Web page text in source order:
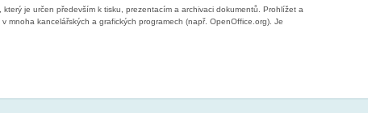
je určen především k tisku, prezentacím a archivaci dokumentů. Prohlížet a
v mnoha kancelářských a grafických programech (např. OpenOffice.org). Je